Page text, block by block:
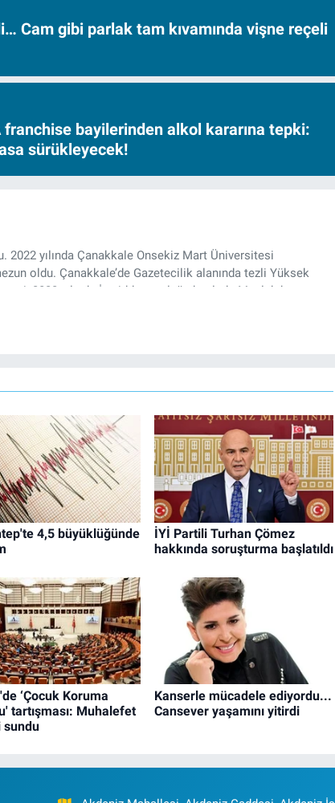
Cam gibi parlak tam kıvamında vişne reçeli
franchise bayilerinden alkol kararına tepki:
sürükleyecek!
2022 yılında Çanakkale Onsekiz Mart Üniversitesi
oldu. Çanakkale’de Gazetecilik alanında tezli Yüksek
2022 yılında İzmir’de mesleğe başladı. Meslek hayatı
olarak devam ediyor.
4,5 büyüklüğünde
İYİ Partili Turhan Çömez
hakkında soruşturma başlatıldı
‘Çocuk Koruma
tartışması: Muhalefet
sundu
Kanserle mücadele ediyordu...
Cansever yaşamını yitirdi